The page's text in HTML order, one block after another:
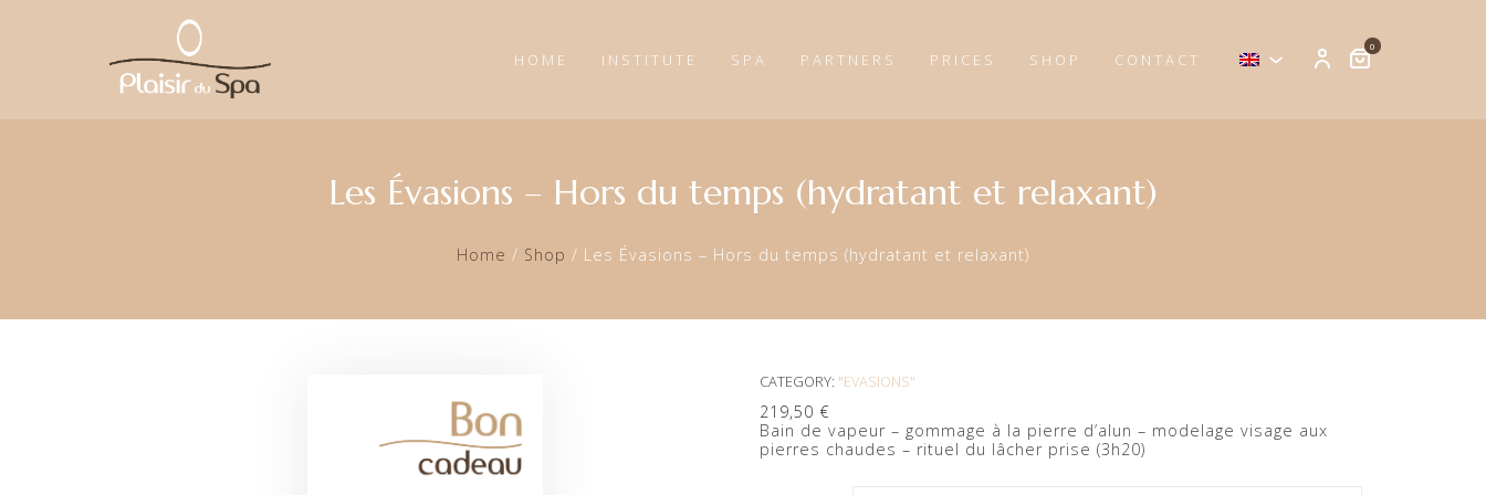
HOME INSTITUTE SPA PARTNERS PRICES SHOP CONTACT
0
Les Évasions – Hors du temps (hydratant et relaxant)
Home / Shop / Les Évasions – Hors du temps (hydratant et relaxant)
CATEGORY: "EVASIONS"
219,50 €
Bain de vapeur – gommage à la pierre d’alun – modelage visage aux
pierres chaudes – rituel du lâcher prise (3h20)